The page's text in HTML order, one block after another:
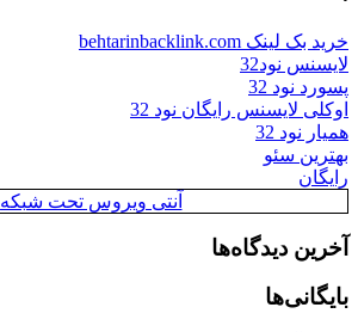
خرید بک لینک behtarinbacklink.com
لایسنس نود32
پسورد نود 32
اوکلی لایسنس رایگان نود 32
همیار نود 32
بهترین سئو
رایگان
آنتی ویروس تحت شبکه
آخرین دیدگاه‌ها
بایگانی‌ها